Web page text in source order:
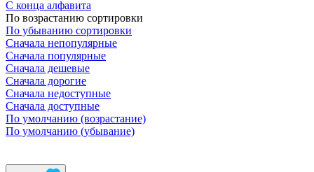
С конца алфавита
По возрастанию сортировки
По убыванию сортировки
Сначала непопулярные
Сначала популярные
Сначала дешевые
Сначала дорогие
Сначала недоступные
Сначала доступные
По умолчанию (возрастание)
По умолчанию (убывание)